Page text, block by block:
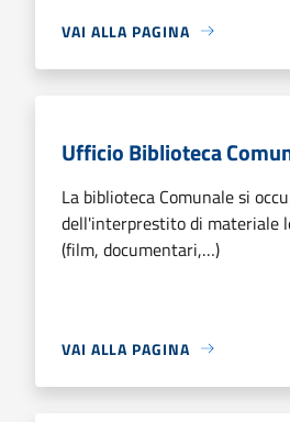
VAI ALLA PAGINA
Ufficio Biblioteca
La biblioteca Comunale si
dell'interprestito di materiale
(film, documentari,…)
VAI ALLA PAGINA